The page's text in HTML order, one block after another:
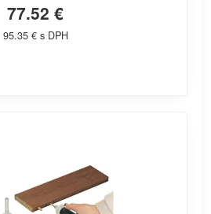
77.52 €
95.35 € s DPH